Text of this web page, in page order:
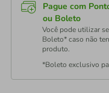
Pague com
ou Boleto
Você pode utilizar
Boleto* caso não
produto.
*Boleto exclusivo